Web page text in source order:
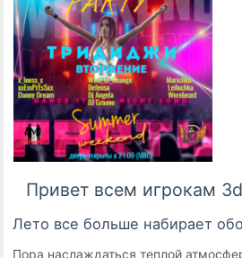
Привет всем игрокам
Лето все больше набирает
Пора наслаждаться теплой